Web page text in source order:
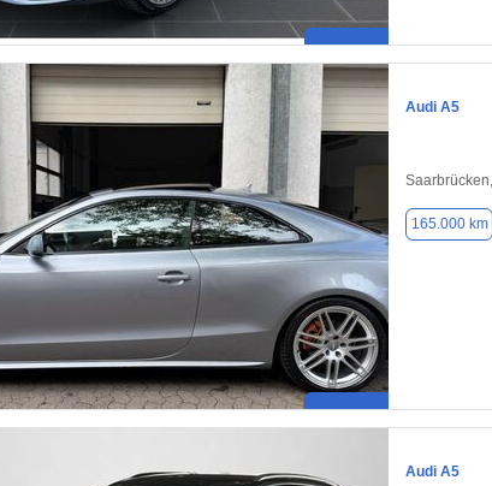
Audi A5
165.000 km
Audi A5